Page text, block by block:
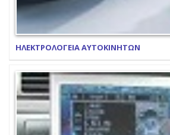
ΗΛΕΚΤΡΟΛΟΓΕΙΑ ΑΥΤΟΚΙΝΗΤΩΝ